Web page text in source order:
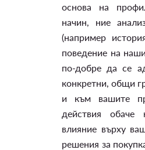
основа на
начин, ние
(например
поведение на
по-добре да се
конкретни, общи
и към вашите
действия обаче
влияние върху
решения за